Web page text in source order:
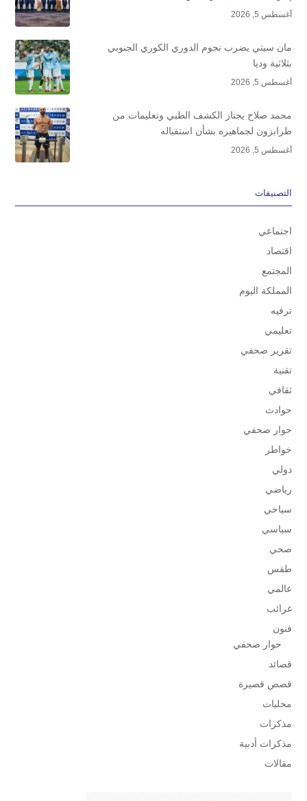
أغسطس 5, 2026
مان سيتي يضرب نجوم الدوري الكوري الجنوبي
بثلاثية وديا
أغسطس 5, 2026
محمد صلاح يجتاز الكشف الطبي وتعليمات من
طرابزون لجماهيره بشأن استقباله
أغسطس 5, 2026
التصنيفات
اجتماعي
اقتصاد
المجتمع
المملكة اليوم
ترفيه
تعليمي
تقرير صحفي
تقنية
ثقافي
حوادث
حوار صحفي
خواطر
دولي
رياضي
سياحي
سياسي
صحي
طقس
عالمي
غرائب
فنون
حوار صحفي
قصائد
قصص قصيرة
محليات
مذكرات
مذكرات أدبية
مقالات